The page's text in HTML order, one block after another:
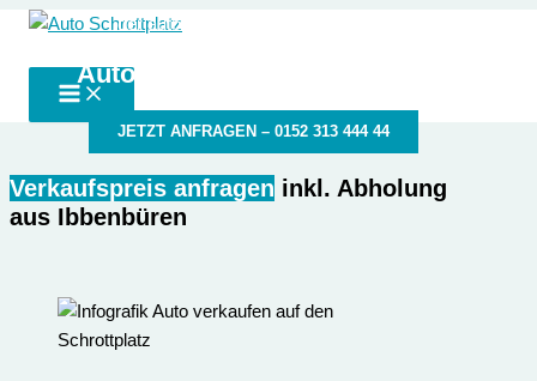
Zum
springen
der autoschrottplatz in deiner Nähe
Autoschrottplatz Ibbenbüren
JETZT ANFRAGEN – 0152 313 444 44
Verkaufspreis anfragen inkl. Abholung
aus Ibbenbüren